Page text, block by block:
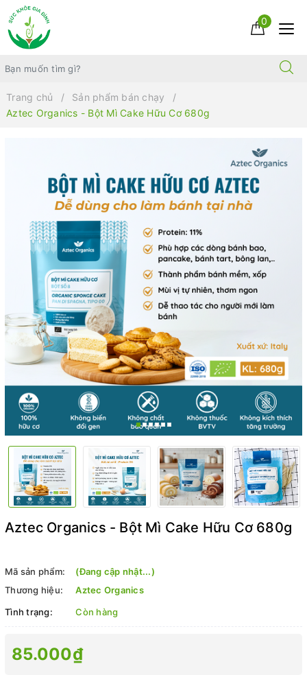
0
Trang chủ
Sản phẩm bán chạy
Aztec Organics - Bột Mì Cake Hữu Cơ 680g
Aztec Organics - Bột Mì Cake Hữu Cơ 680g
Mã sản phẩm:
(Đang cập nhật...)
Thương hiệu:
Aztec Organics
Tình trạng:
Còn hàng
85.000₫